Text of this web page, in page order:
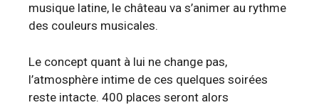
musique latine, le château va s’animer au rythme
des couleurs musicales.
Le concept quant à lui ne change pas,
l’atmosphère intime de ces quelques soirées
reste intacte. 400 places seront alors